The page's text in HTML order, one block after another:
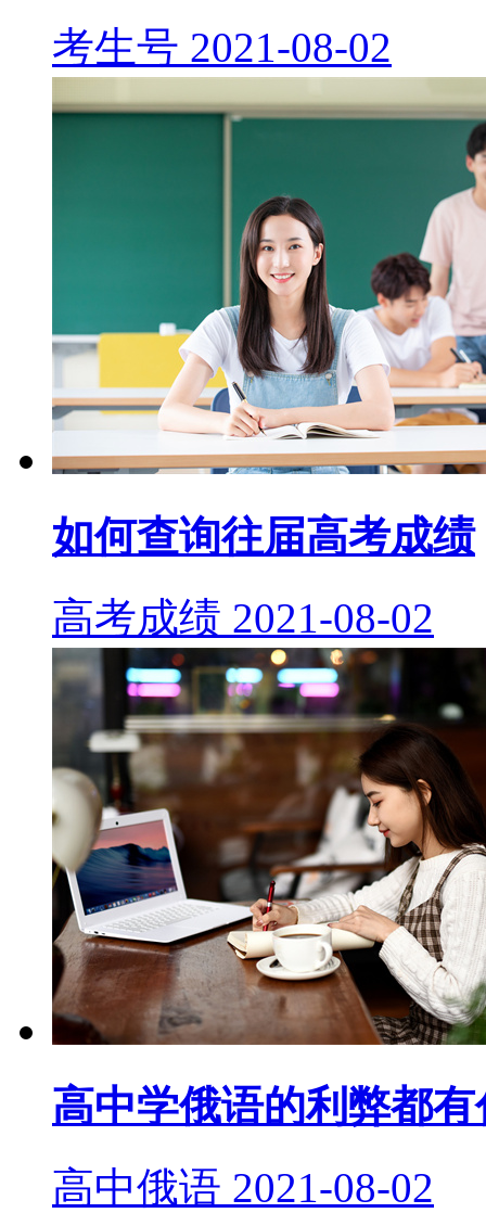
考生号 2021-08-02
如何查询往届高考成绩
高考成绩 2021-08-02
高中学俄语的利弊都有
高中俄语 2021-08-02